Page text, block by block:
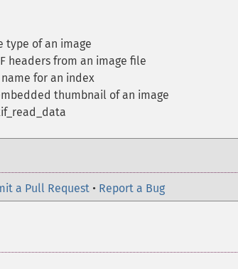
type of an image
headers from an image file
for an index
thumbnail of an image
a Pull Request • Report a Bug